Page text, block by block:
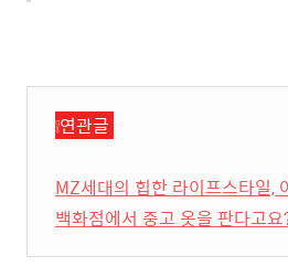
❕연관글
MZ세대의 힙한 라이프스타일,
백화점에서 중고 옷을 판다고